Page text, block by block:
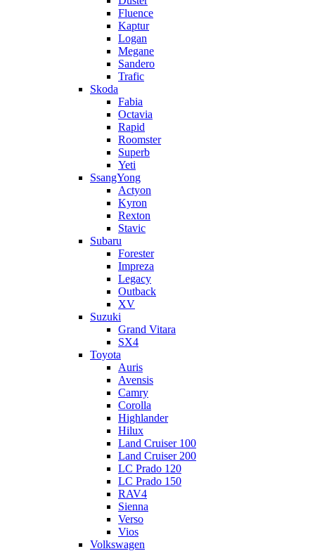
Fluence
Kaptur
Logan
Megane
Sandero
Trafic
Skoda
Fabia
Octavia
Rapid
Roomster
Superb
Yeti
SsangYong
Actyon
Kyron
Rexton
Stavic
Subaru
Forester
Impreza
Legacy
Outback
XV
Suzuki
Grand Vitara
SX4
Toyota
Auris
Avensis
Camry
Corolla
Highlander
Hilux
Land Cruiser 100
Land Cruiser 200
LC Prado 120
LC Prado 150
RAV4
Sienna
Verso
Vios
Volkswagen